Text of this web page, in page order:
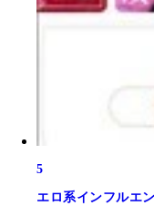
5
エロ系インフルエ